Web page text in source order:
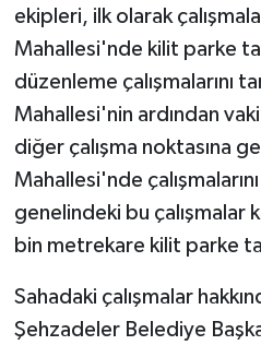
ekipleri, ilk olarak
Mahallesi'nde kilit parke
düzenleme çalışmalarını
Mahallesi'nin ardından
diğer çalışma noktasına
Mahallesi'nde
genelindeki bu çalışmalar
bin metrekare kilit parke
Sahadaki çalışmalar
Şehzadeler Belediye